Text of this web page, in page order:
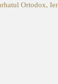
Ortodox,